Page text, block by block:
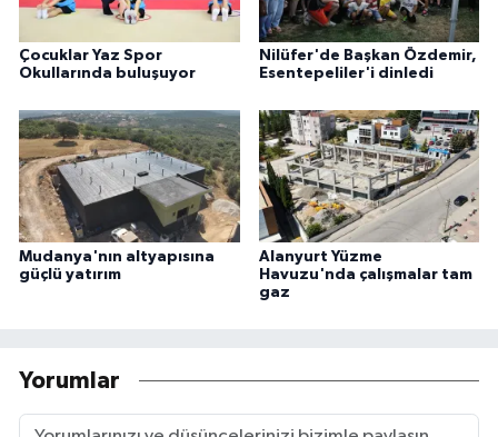
Çocuklar Yaz Spor
Okullarında buluşuyor
Nilüfer'de Başkan Özdemir,
Esentepeliler'i dinledi
Mudanya'nın altyapısına
güçlü yatırım
Alanyurt Yüzme
Havuzu'nda çalışmalar tam
gaz
Yorumlar